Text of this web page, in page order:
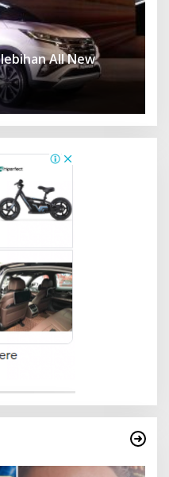
All New